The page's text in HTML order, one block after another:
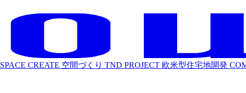
SPACE CREATE 空間づくり TND PROJECT 欧米型住宅地開発